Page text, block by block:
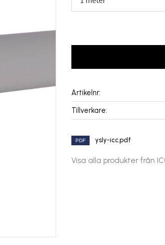
Artikelnr
Tillverkare
ysly-icc.pdf
Visa alla produkter från